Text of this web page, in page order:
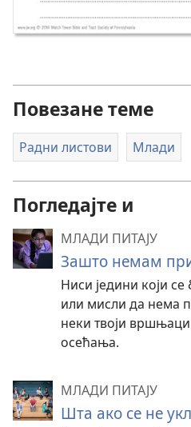
Повезане теме
Радни листови Млади
Погледајте и
МЛАДИ ПИТАЈУ
Зашто немам
Ниси једини који
или мисли да нема
неки твоји
осећања.
МЛАДИ ПИТАЈУ
Шта ако се не